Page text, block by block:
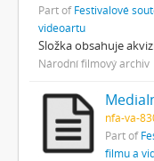
Part ofFestivalové
videoartu
Složka obsahuje
Národní filmový archiv
nfa-va-
Part of
filmu a